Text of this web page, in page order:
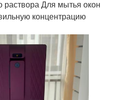
раствора Для мытья окон
концентрацию